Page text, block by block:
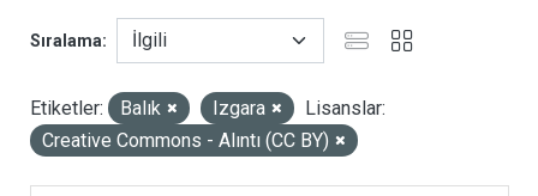
ETIKETLER
LISANSLAR
Sıralama
Etiketler: Balık Izgara
Lisanslar:
Creative Commons - Alıntı (CC BY)